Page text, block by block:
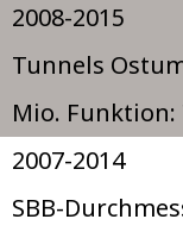
2008-2015
Tunnels
Mio.
2007-2014
SBB-